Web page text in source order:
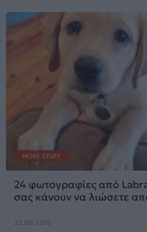
MORE STUFF
24 φωτογραφίες από
σας κάνουν να λιώσετε
22.08.2015